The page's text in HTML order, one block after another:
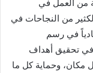
ولديه خبرة تزيد عن 30 سنة من العمل في
من النجاحات في
في رسم
في تحقيق أهداف
مكان، وحماية كل ما